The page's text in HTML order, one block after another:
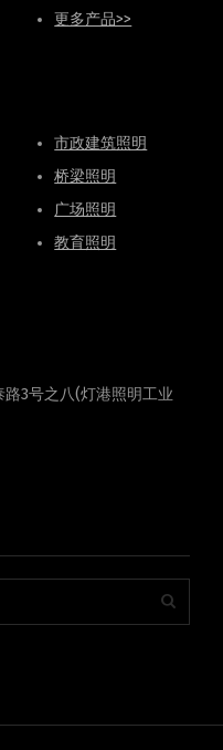
更多产品>>
市政建筑照明
桥梁照明
广场照明
教育照明
3号之八(灯港照明工业